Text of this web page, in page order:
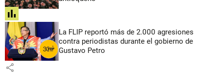
share
La FLIP reportó más de 2.000 agresiones
contra periodistas durante el gobierno de
Gustavo Petro
share